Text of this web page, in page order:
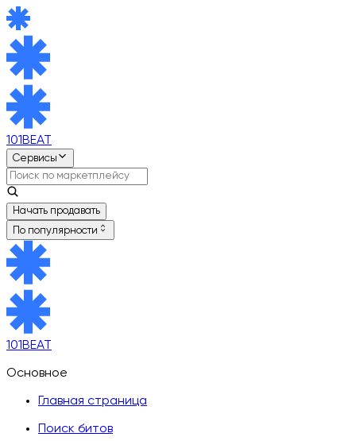
101BEAT
Сервисы
Начать продавать
По популярности
101BEAT
Основное
Главная страница
Поиск битов